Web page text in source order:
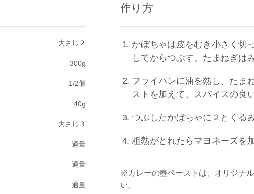
大さじ２
300g
1/2個
40g
大さじ３
適量
適量
適量
作り方
かぼちゃは皮をむき小さく切
してからつぶす。たまねぎは
フライパンに油を熱し、たま
ストを加えて、スパイスの良
つぶしたかぼちゃに２とくる
粗熱がとれたらマヨネーズを
※カレーの壺ペーストは、オリジナ
い。